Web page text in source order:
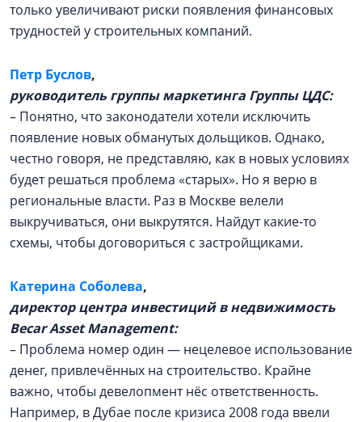
только увеличивают риски появления финансовых
трудностей у строительных компаний.
Петр Буслов,
руководитель группы маркетинга Группы ЦДС:
– Понятно, что законодатели хотели исключить
появление новых обманутых дольщиков. Однако,
честно говоря, не представляю, как в новых условиях
будет решаться проблема «старых». Но я верю в
региональные власти. Раз в Москве велели
выкручиваться, они выкрутятся. Найдут какие-то
схемы, чтобы договориться с застройщиками.
Катерина Соболева,
директор центра инвестиций в недвижимость
Becar Asset Management:
– Проблема номер один — нецелевое использование
денег, привлечённых на строительство. Крайне
важно, чтобы девелопмент нёс ответственность.
Например, в Дубае после кризиса 2008 года ввели